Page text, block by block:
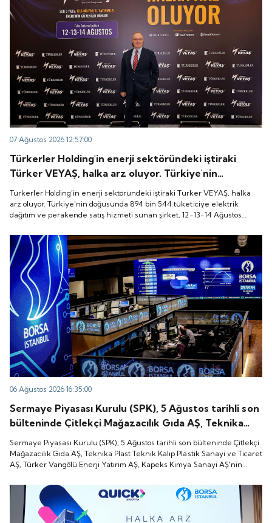
07 Ağustos 2026 12:57:00
Türkerler Holding'in enerji sektöründeki iştiraki
Türker VEYAŞ, halka arz oluyor. Türkiye'nin
doğusunda 894 bin 544 tüketiciye elektrik dağıtım
ve perakende satış hizmeti sunan şirket, 12-13-14
Ağustos tarihleri arasında pay başına 136 TL fiyatla
Türkerler Holding'in enerji sektöründeki iştiraki Türker VEYAŞ, halka
arz oluyor. Türkiye'nin doğusunda 894 bin 544 tüketiciye elektrik
dağıtım ve perakende satış hizmeti sunan şirket, 12-13-14 Ağustos
06 Ağustos 2026 16:35:00
Sermaye Piyasası Kurulu (SPK), 5 Ağustos tarihli son
bülteninde Çitlekçi Mağazacılık Gıda AŞ, Teknika
Plast Teknik Kalıp Plastik Sanayi ve Ticaret AŞ,
Türker Vangölü Enerji Yatırım AŞ, Kapeks Kimya
Sanayi AŞ'nin halka arzlarına onay verdiği duyurdu.
Sermaye Piyasası Kurulu (SPK), 5 Ağustos tarihli son bülteninde Çitlekçi
Mağazacılık Gıda AŞ, Teknika Plast Teknik Kalıp Plastik Sanayi ve Ticaret
AŞ, Türker Vangölü Enerji Yatırım AŞ, Kapeks Kimya Sanayi AŞ'nin